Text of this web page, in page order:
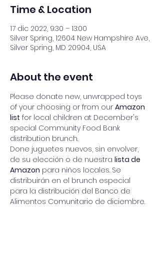
Time & Location
17 dic 2022, 9:30 – 13:00
Silver Spring, 12604 New Hampshire Ave,
Silver Spring, MD 20904, USA
About the event
Please donate new, unwrapped toys
of your choosing or from our Amazon
list for local children at December's
special Community Food Bank
distribution brunch.
Done juguetes nuevos, sin envolver,
de su elección o de nuestra lista de
Amazon para niños locales. Se
distribuirán en el brunch especial
para la distribución del Banco de
Alimentos Comunitario de diciembre.